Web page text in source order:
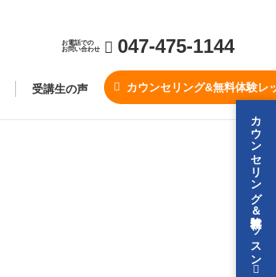
お電話での
お問い合わせ
047-475-1144
受講生の声 カウンセリング&無料体験レ
カウンセリング＆無料体験レッスン